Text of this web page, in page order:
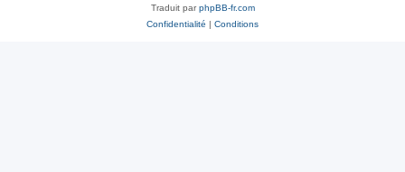
Traduit parphpBB-fr.com
Confidentialité | Conditions